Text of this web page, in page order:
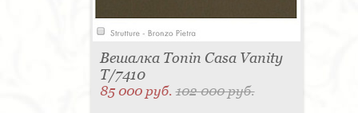
Вешалка Tonin Casa Vanity
T/7410
85 000 руб.102 000 руб.